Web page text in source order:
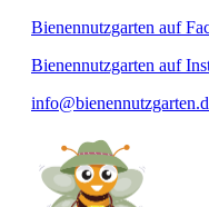
Bienennutzgarten auf
Bienennutzgarten auf